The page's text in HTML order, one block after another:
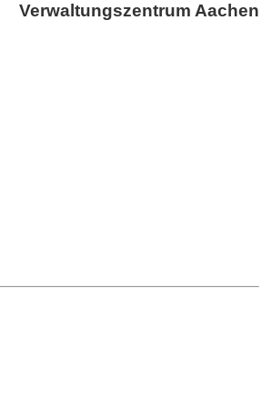
Verwaltungszentrum Aachen